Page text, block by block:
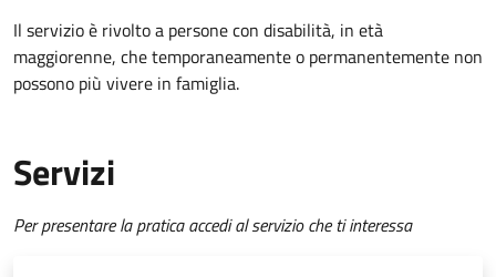
Il servizio è rivolto a persone con disabilità, in età
maggiorenne, che temporaneamente o permanentemente non
possono più vivere in famiglia.
Servizi
Per presentare la pratica accedi al servizio che ti interessa